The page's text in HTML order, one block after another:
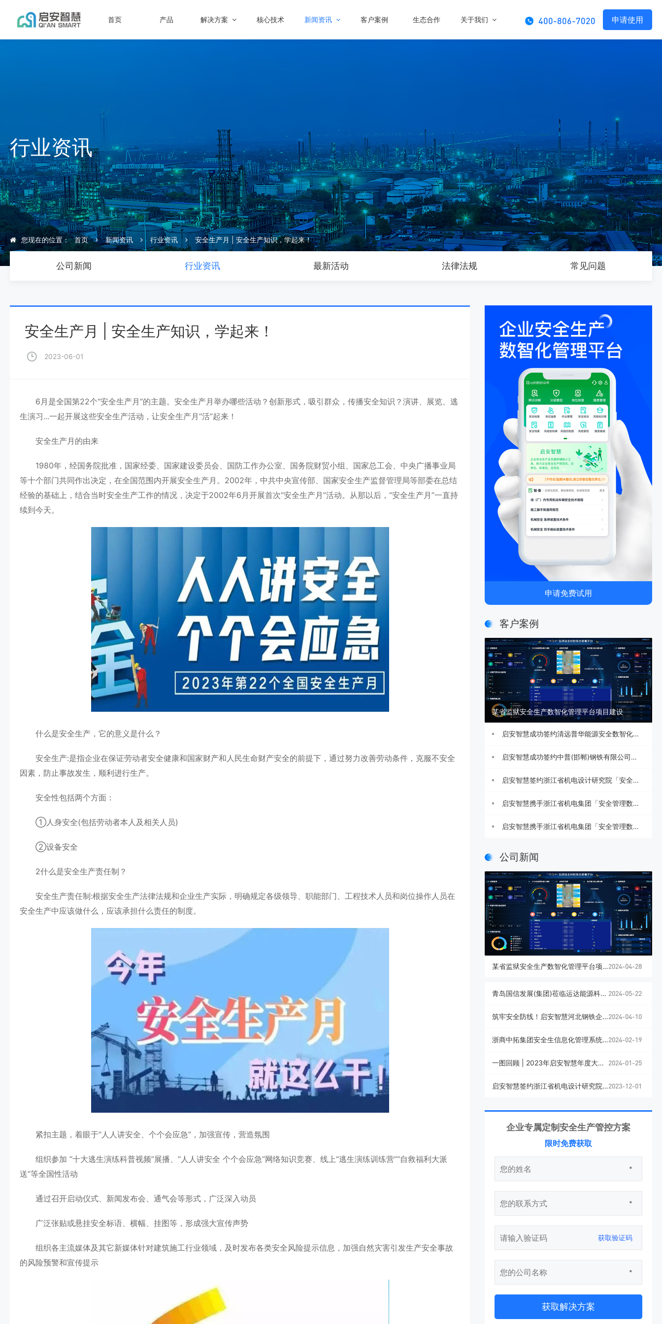
首页 产品 解决方案 核心技术 新闻资讯 客户案例 生态合作 关于我们 400-806-7020 申请使用
行业资讯
您现在的位置： 首页 新闻资讯 行业资讯 安全生产月 | 安全生产知识，学起来！
公司新闻 行业资讯 最新活动 法律法规 常见问题
安全生产月 | 安全生产知识，学起来！
2023-06-01
6月是全国第22个“安全生产月”的主题。安全生产月举办哪些活动？创新形式，吸引群众，传播安全知识？演讲、展览、逃
生演习...一起开展这些安全生产活动，让安全生产月“活”起来！
安全生产月的由来
1980年，经国务院批准，国家经委、国家建设委员会、国防工作办公室、国务院财贸小组、国家总工会、中央广播事业局
等十个部门共同作出决定，在全国范围内开展安全生产月。2002年，中共中央宣传部、国家安全生产监督管理局等部委在总结
经验的基础上，结合当时安全生产工作的情况，决定于2002年6月开展首次“安全生产月”活动。从那以后，“安全生产月”一直持
续到今天。
什么是安全生产，它的意义是什么？
安全生产:是指企业在保证劳动者安全健康和国家财产和人民生命财产安全的前提下，通过努力改善劳动条件，克服不安全
因素，防止事故发生，顺利进行生产。
安全性包括两个方面：
①人身安全(包括劳动者本人及相关人员)
②设备安全
2什么是安全生产责任制？
安全生产责任制:根据安全生产法律法规和企业生产实际，明确规定各级领导、职能部门、工程技术人员和岗位操作人员在
安全生产中应该做什么，应该承担什么责任的制度。
紧扣主题，着眼于“人人讲安全、个个会应急”，加强宣传，营造氛围
组织参加 “十大逃生演练科普视频”展播、“人人讲安全 个个会应急”网络知识竞赛、线上“逃生演练训练营”“自救福利大派
送”等全国性活动
通过召开启动仪式、新闻发布会、通气会等形式，广泛深入动员
广泛张贴或悬挂安全标语、横幅、挂图等，形成强大宣传声势
组织各主流媒体及其它新媒体针对建筑施工行业领域，及时发布各类安全风险提示信息，加强自然灾害引发生产安全事故
的风险预警和宣传提示
申请免费试用
客户案例
某省监狱安全生产数智化管理平台项目建设
启安智慧成功签约清远普华能源安全数智化管
理系统项目
启安智慧成功签约中普(邯郸)钢铁有限公司安
全生产一级标准化建设咨询项目
启安智慧签约浙江省机电设计研究院「安全管
理数智化平台」
启安智慧携手浙江省机电集团「安全管理数智
化系统」建设启动
启安智慧携手浙江省机电集团「安全管理数智
公司新闻
某省监狱安全生产数智化管理平台项目建设2024-04-28
青岛国信发展(集团)莅临运达能源科技集团考察交流 2024-05-22
筑牢安全防线！启安智慧河北钢铁企业安全生产标准化培训圆满举行！2024-04-10
浙商中拓集团安全生信息化管理系统“中拓察查看”项目成功验收2024-02-19
一图回顾 | 2023年启安智慧年度大事记 2024-01-25
启安智慧签约浙江省机电设计研究院「安全管理数智化平台」2023-12-01
企业专属定制安全生产管控方案
限时免费获取
*
*
获取验证码
*
获取解决方案